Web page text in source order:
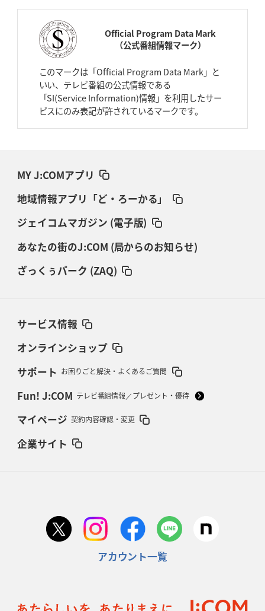
Official Program Data Mark
（公式番組情報マーク）
このマークは「Official Program Data Mark」と
いい、テレビ番組の公式情報である
「SI(Service Information)情報」を利用したサー
ビスにのみ表記が許されているマークです。
MY J:COMアプリ
地域情報アプリ「ど・ろーかる」
ジェイコムマガジン (電子版)
あなたの街のJ:COM (局からのお知らせ)
ざっくぅパーク (ZAQ)
サービス情報
オンラインショップ
サポート お困りごと解決・よくあるご質問
Fun! J:COM テレビ番組情報／プレゼント・優待
マイページ 契約内容確認・変更
企業サイト
アカウント一覧